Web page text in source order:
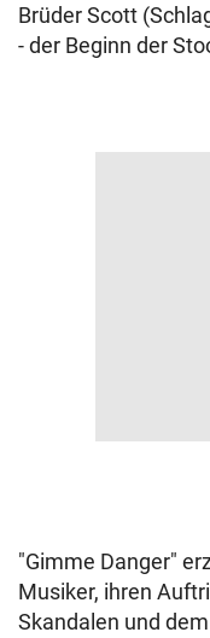
Brüder Scott
- der Beginn der
"Gimme Danger"
Musiker, ihren
Skandalen und